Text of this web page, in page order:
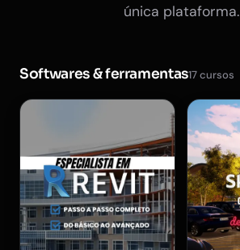
única plataforma.
Softwares & ferramentas17 cursos